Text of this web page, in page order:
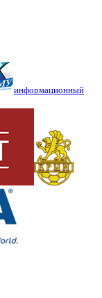
информационный